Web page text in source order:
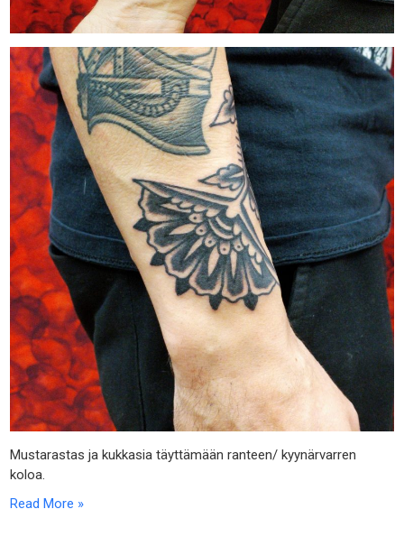
Mustarastas ja kukkasia täyttämään ranteen/ kyynärvarren
koloa.
Read More »